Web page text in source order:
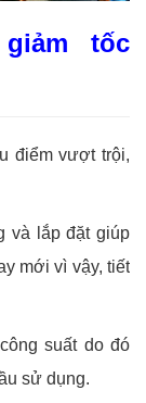
tốc
điểm vượt trội,
và lắp đặt giúp
mới vì vậy, tiết
suất do đó
sử dụng.